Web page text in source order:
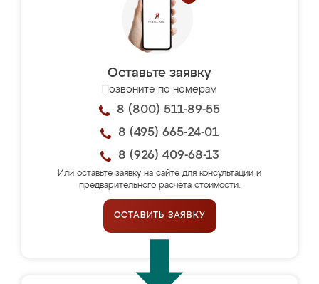
Оставьте заявку
Позвоните по номерам
8 (800) 511-89-55
8 (495) 665-24-01
8 (926) 409-68-13
Или оставьте заявку на сайте для консультации и
предварительного расчёта стоимости.
ОСТАВИТЬ ЗАЯВКУ